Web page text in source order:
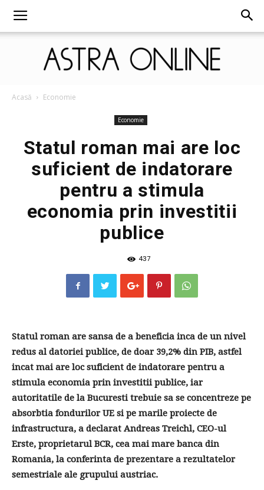
Online
Acasă Economie
Economie
Statul roman mai are loc
suficient de indatorare
pentru a stimula
economia prin investitii
publice
437
Statul roman are sansa de a beneficia inca de un nivel
redus al datoriei publice, de doar 39,2% din PIB, astfel
incat mai are loc suficient de indatorare pentru a
stimula economia prin investitii publice, iar
autoritatile de la Bucuresti trebuie sa se concentreze pe
absorbtia fondurilor UE si pe marile proiecte de
infrastructura, a declarat Andreas Treichl, CEO-ul
Erste, proprietarul BCR, cea mai mare banca din
Romania, la conferinta de prezentare a rezultatelor
semestriale ale grupului austriac.